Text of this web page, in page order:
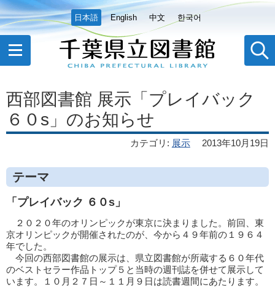
日本語 English 中文 한국어
西部図書館 展示「プレイバック
６０s」のお知らせ
カテゴリ : 展示 2013年10月19日
テーマ
「プレイバック ６０s」
２０２０年のオリンピックが東京に決まりました。前回、東
京オリンピックが開催されたのが、今から４９年前の１９６４
年でした。
今回の西部図書館の展示は、県立図書館が所蔵する６０年代
のベストセラー作品トップ５と当時の週刊誌を併せて展示して
います。１０月２７日～１１月９日は読書週間にあたります。